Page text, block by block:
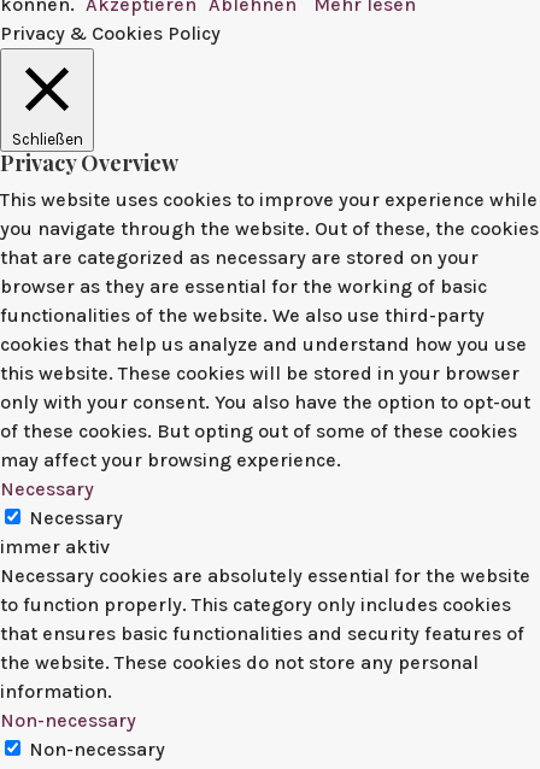
Privacy & Cookies Policy
Schließen
Privacy Overview
This website uses cookies to improve your experience while
you navigate through the website. Out of these, the cookies
that are categorized as necessary are stored on your
browser as they are essential for the working of basic
functionalities of the website. We also use third-party
cookies that help us analyze and understand how you use
this website. These cookies will be stored in your browser
only with your consent. You also have the option to opt-out
of these cookies. But opting out of some of these cookies
may affect your browsing experience.
Necessary
Necessary
immer aktiv
Necessary cookies are absolutely essential for the website
to function properly. This category only includes cookies
that ensures basic functionalities and security features of
the website. These cookies do not store any personal
information.
Non-necessary
Non-necessary